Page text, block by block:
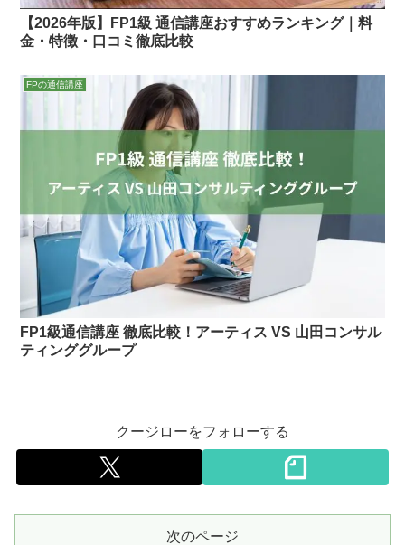
【2026年版】FP1級 通信講座おすすめランキング｜料
金・特徴・口コミ徹底比較
FPの通信講座
FP1級通信講座 徹底比較！アーティス VS 山田コンサル
ティンググループ
クージローをフォローする
次のページ